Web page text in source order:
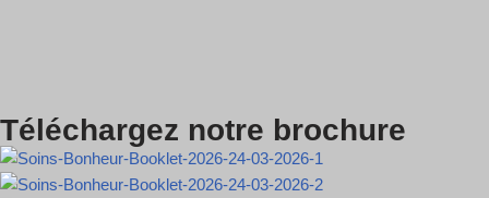
Téléchargez notre brochure